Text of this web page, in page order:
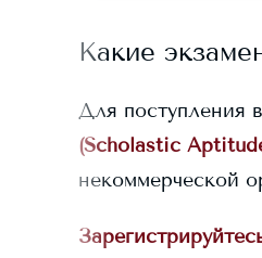
Какие
Для поступления в
(Scholastic
некоммерческой